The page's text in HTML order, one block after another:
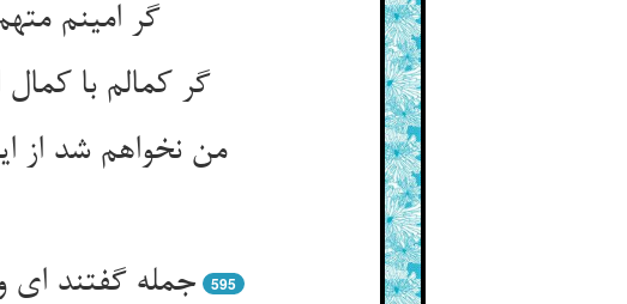
گر امینم متهم نبود امین ** گر بگویم آسمان را من زمین‌‌
گر کمالم با کمال انکار چیست ** ور نیم این زحمت و آزار چیست‌‌
من نخواهم شد از این خلوت برون ** ز آن که مشغولم به احوال درون‌‌
جمله گفتند ای وزیر انکار نیست ** گفت ما چون گفتن اغیار نیست‌‌
595